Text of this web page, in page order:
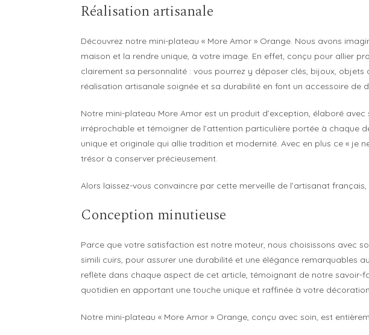
Réalisation artisanale
Découvrez notre mini-plateau « More Amor » Orange. Nous avons
maison et la rendre unique, à votre image. En effet, conçu pour allier
clairement sa personnalité : vous pourrez y déposer clés, bijoux,
réalisation artisanale soignée et sa durabilité en font un accessoire de
Notre mini-plateau More Amor est un produit d’exception, élaboré
irréprochable et témoigner de l’attention particulière portée à
unique et originale qui allie tradition et modernité. Avec en plus ce « je
trésor à conserver précieusement.
Alors laissez-vous convaincre par cette merveille de l’artisanat
Conception minutieuse
Parce que votre satisfaction est notre moteur, nous choisissons avec
simili cuirs, pour assurer une durabilité et une élégance remarquables
reflète dans chaque aspect de cet article, témoignant de notre savoir-
quotidien en apportant une touche unique et raffinée à votre
Notre mini-plateau « More Amor » Orange, conçu avec soin, est